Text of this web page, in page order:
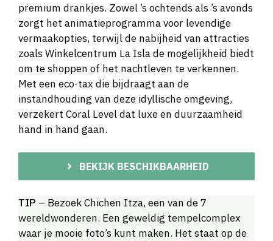
premium drankjes. Zowel ’s ochtends als ’s avonds
zorgt het animatieprogramma voor levendige
vermaakopties, terwijl de nabijheid van attracties
zoals Winkelcentrum La Isla de mogelijkheid biedt
om te shoppen of het nachtleven te verkennen.
Met een eco-tax die bijdraagt aan de
instandhouding van deze idyllische omgeving,
verzekert Coral Level dat luxe en duurzaamheid
hand in hand gaan.
BEKIJK BESCHIKBAARHEID
TIP – Bezoek Chichen Itza, een van de 7
wereldwonderen. Een geweldig tempelcomplex
waar je mooie foto’s kunt maken. Het staat op de